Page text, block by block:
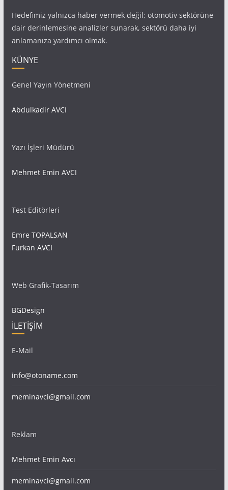
Hedefimiz yalnızca haber vermek değil; otomotiv sektörüne
dair derinlemesine analizler sunarak, sektörü daha iyi
anlamanıza yardımcı olmak.
KÜNYE
Genel Yayın Yönetmeni
Abdulkadir AVCI
Yazı İşleri Müdürü
Mehmet Emin AVCI
Test Editörleri
Emre TOPALSAN
Furkan AVCI
Web Grafik-Tasarım
BGDesign
İLETİŞİM
E-Mail
info@otoname.com
meminavci@gmail.com
Reklam
Mehmet Emin Avcı
meminavci@gmail.com